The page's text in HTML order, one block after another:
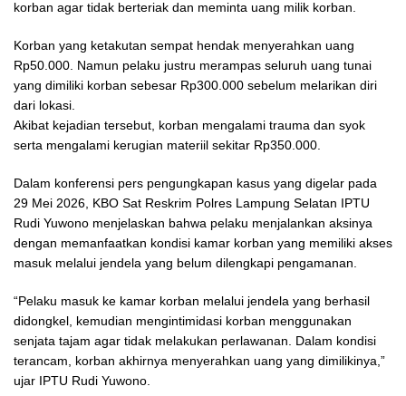
korban agar tidak berteriak dan meminta uang milik korban.
Korban yang ketakutan sempat hendak menyerahkan uang
Rp50.000. Namun pelaku justru merampas seluruh uang tunai
yang dimiliki korban sebesar Rp300.000 sebelum melarikan diri
dari lokasi.
Akibat kejadian tersebut, korban mengalami trauma dan syok
serta mengalami kerugian materiil sekitar Rp350.000.
Dalam konferensi pers pengungkapan kasus yang digelar pada
29 Mei 2026, KBO Sat Reskrim Polres Lampung Selatan IPTU
Rudi Yuwono menjelaskan bahwa pelaku menjalankan aksinya
dengan memanfaatkan kondisi kamar korban yang memiliki akses
masuk melalui jendela yang belum dilengkapi pengamanan.
“Pelaku masuk ke kamar korban melalui jendela yang berhasil
didongkel, kemudian mengintimidasi korban menggunakan
senjata tajam agar tidak melakukan perlawanan. Dalam kondisi
terancam, korban akhirnya menyerahkan uang yang dimilikinya,”
ujar IPTU Rudi Yuwono.